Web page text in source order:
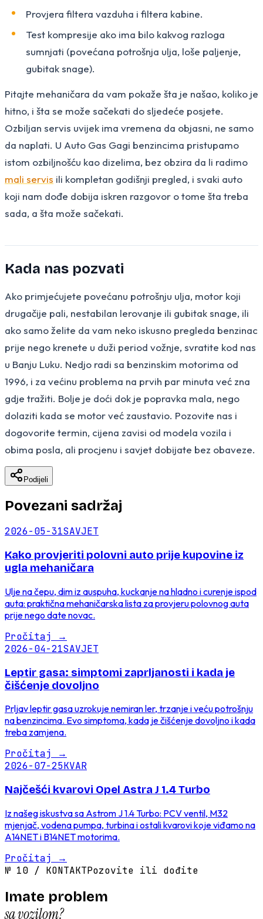
Provjera filtera vazduha i filtera kabine.
Test kompresije ako ima bilo kakvog razloga
sumnjati (povećana potrošnja ulja, loše paljenje,
gubitak snage).
Pitajte mehaničara da vam pokaže šta je našao, koliko je
hitno, i šta se može sačekati do sljedeće posjete.
Ozbiljan servis uvijek ima vremena da objasni, ne samo
da naplati. U Auto Gas Gagi benzincima pristupamo
istom ozbiljnošću kao dizelima, bez obzira da li radimo
mali servis ili kompletan godišnji pregled, i svaki auto
koji nam dođe dobija iskren razgovor o tome šta treba
sada, a šta može sačekati.
Kada nas pozvati
Ako primjećujete povećanu potrošnju ulja, motor koji
drugačije pali, nestabilan lerovanje ili gubitak snage, ili
ako samo želite da vam neko iskusno pregleda benzinac
prije nego krenete u duži period vožnje, svratite kod nas
u Banju Luku. Nedjo radi sa benzinskim motorima od
1996, i za većinu problema na prvih par minuta već zna
gdje tražiti. Bolje je doći dok je popravka mala, nego
dolaziti kada se motor već zaustavio. Pozovite nas i
dogovorite termin, cijena zavisi od modela vozila i
obima posla, ali procjenu i savjet dobijate bez obaveze.
Podijeli
Povezani sadržaj
2026-05-31SAVJET
Kako provjeriti polovni auto prije kupovine iz
ugla mehaničara
Ulje na čepu, dim iz auspuha, kuckanje na hladno i curenje ispod
auta: praktična mehaničarska lista za provjeru polovnog auta
prije nego date novac.
Pročitaj →
2026-04-21SAVJET
Leptir gasa: simptomi zaprljanosti i kada je
čišćenje dovoljno
Prljav leptir gasa uzrokuje nemiran ler, trzanje i veću potrošnju
na benzincima. Evo simptoma, kada je čišćenje dovoljno i kada
treba zamjena.
Pročitaj →
2026-07-25KVAR
Najčešći kvarovi Opel Astra J 1.4 Turbo
Iz našeg iskustva sa Astrom J 1.4 Turbo: PCV ventil, M32
mjenjač, vodena pumpa, turbina i ostali kvarovi koje viđamo na
A14NET i B14NET motorima.
Pročitaj →
№ 10 / KONTAKTPozovite ili dođite
Imate problem
sa vozilom?